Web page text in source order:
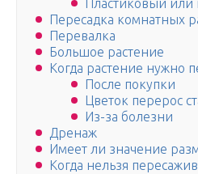
Пластиковый
Пересадка комнатных
Перевалка
Большое растение
Когда растение нужно
После покупки
Цветок перерос
Из-за болезни
Дренаж
Имеет ли значение
Когда нельзя